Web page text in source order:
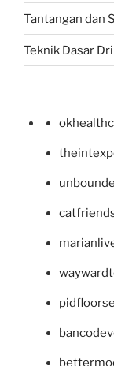
Tantangan dan
Teknik Dasar